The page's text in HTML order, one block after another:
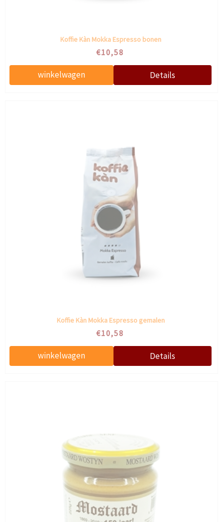
Koffie Kàn Mokka Espresso bonen
€10,58
Koffie Kàn Mokka Espresso gemalen
€10,58